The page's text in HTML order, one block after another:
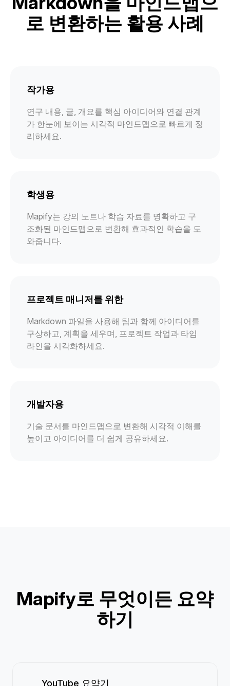
로 변환하는 활용 사례
작가용
연구 내용, 글, 개요를 핵심 아이디어와 연결 관계
가 한눈에 보이는 시각적 마인드맵으로 빠르게 정
리하세요.
학생용
Mapify는 강의 노트나 학습 자료를 명확하고 구
조화된 마인드맵으로 변환해 효과적인 학습을 도
와줍니다.
프로젝트 매니저를 위한
Markdown 파일을 사용해 팀과 함께 아이디어를
구상하고, 계획을 세우며, 프로젝트 작업과 타임
라인을 시각화하세요.
개발자용
기술 문서를 마인드맵으로 변환해 시각적 이해를
높이고 아이디어를 더 쉽게 공유하세요.
Mapify로 무엇이든 요약
하기
YouTube 요약기